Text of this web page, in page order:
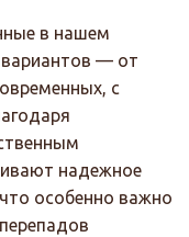
в нашем
— от
с
надежное
особенно важно